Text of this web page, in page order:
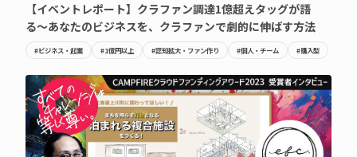
【イベントレポート】クラファン調達1億超えタッグが語
る〜あなたのビジネスを、クラファンで劇的に伸ばす方法
#ビジネス・起業 #1億円以上 #認知拡大・ファン作り #個人・チーム #購入型